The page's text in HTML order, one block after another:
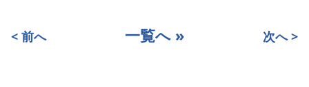
< 前へ 一覧へ » 次へ >